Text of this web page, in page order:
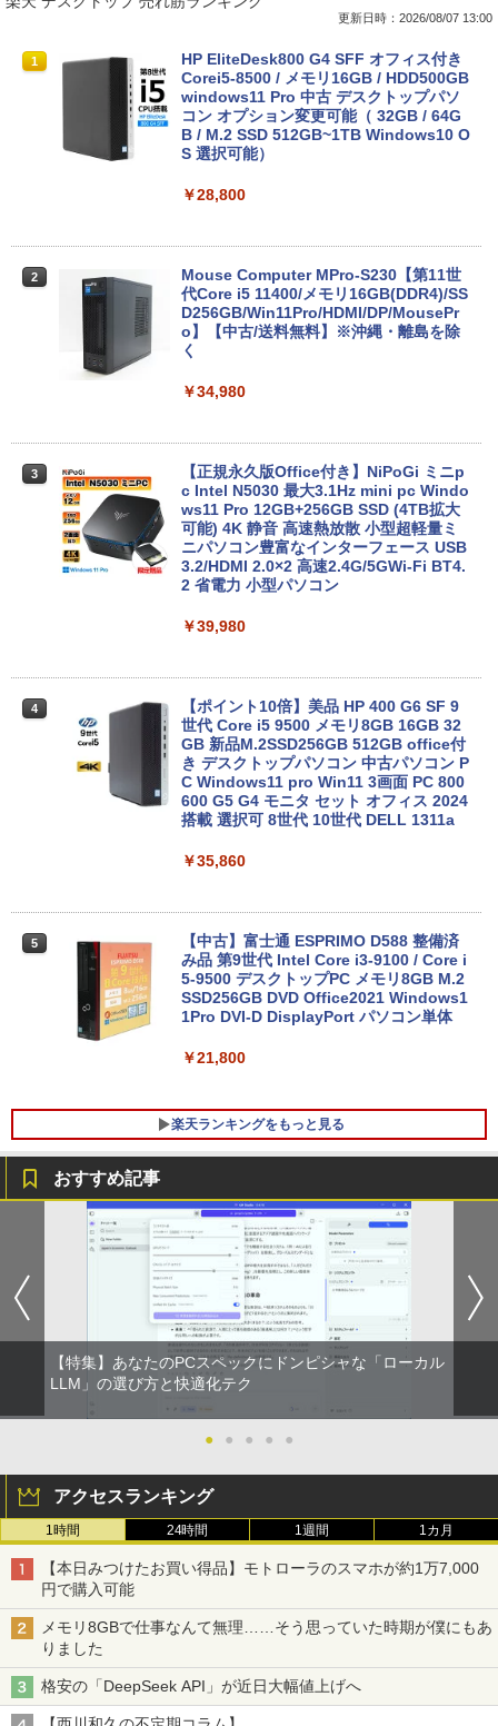
￥7,990
Anker Soundcore P31i ブラック
￥5,990
ラック
￥14,990
【2026年アップグレード版】AOKIMI ワイヤ
セリング 自動ペアリング Type-C充電 マイク
付き 防水 タッチ式音量調整 スポーツ/通勤/通
学/WEB会議(ホワイト)
￥1,964
レスイヤホン Bluetooth 5.4 ノイズキャンセ
BRUCE WAYNE feat. Flo Milli, ATL Jacob
[Explicit]
￥250
On My Road (Stadium ver.)
BUGS LIFE
￥250
by Amazon 天然水 ラベルレス 500ml ×24本
富士山の天然水 バナジウム含有 水 ミネラル
ウォーター ペットボトル 静岡県産 500ミリリ
by Amazon 天然水ラベルレス 2L×9本
￥1,117
￥1,625
コカ・コーラ やかんの麦茶 from 爽健美茶 ラ
ベルレス 650mlPET×24本
￥2,009
異世界居酒屋「のぶ」(22) (角川コミックス・
エース)
クスDIGITAL)
￥594
HUNTER×HUNTER モノクロ版 39 (ジャンプ
スーパーの裏でヤニ吸うふたり 9巻 (デジタル
版ビッグガンガンコミックス)
￥810
1
【楽天1位常連】【新品】 2026年最新モ
デル ノートパソコン パソコン JIS 日本
語キーボード 第14世代CPU搭載 Windo
ws11 第13世代CPU搭載 14.1/15.6インチ
ワイド液晶 フルHD cpu N95/N5095/N34
50 メモリ 8GB 12GB 16GB 32GB SSD
設定済
【マラソンP5倍/10%オフクーポン】中古
ノートパソコン HP ProBook 450 G7 第
10世代 Core i5 メモリ16GB SSD256GB
チ Windows 11 Pro 送料無料 保証付き
【★最大100%ポイント】【Office 2024
H&B】【タッチパネル×360°回転】富士
通 LIFEBOOK U9310/第10世代 Core i5/
メモリ:8GB/M.2 NVMe:128GB/256GB/5
12GB/1TB/Wi-fi/Bluetooth/13.3型/FHD/
レット/Windows11
13.3インチ 良品 Lenovo ThinkPad X13
Gen2 Type-20XJ フルHD / Windows11/
高性能 AMD Ryzen 5-5650u/ 16GB/ 爆
速NVMe式256GB-SSD/ カメラ/ 無線Wi-
Fi6/ Office付き/ Win11【中古ノートパソ
料 あす楽対応 当日発送
【中古】【極軽極薄】東芝 dynabook G
83 13.3型FHD(1920x1080)液晶 第11世
代Core i5/ 8GB / SSD256GB / Webカメ
Bluetooth / Win11 Pro搭載 /Office 202
￥38,500
更新日時：2026/08/07 13:00
1
HP EliteDesk800 G4 SFF オフィス付き
Corei5-8500 / メモリ16GB / HDD500GB
windows11 Pro 中古 デスクトップパソ
コン オプション変更可能（ 32GB / 64G
B / M.2 SSD 512GB~1TB Windows10 O
S 選択可能）
￥28,800
2
Mouse Computer MPro-S230【第11世
代Core i5 11400/メモリ16GB(DDR4)/SS
D256GB/Win11Pro/HDMI/DP/MousePr
o】【中古/送料無料】※沖縄・離島を除
く
￥34,980
3
【正規永久版Office付き】NiPoGi ミニp
c Intel N5030 最大3.1Hz mini pc Windo
ws11 Pro 12GB+256GB SSD (4TB拡大
可能) 4K 静音 高速熱放散 小型超軽量ミ
ニパソコン豊富なインターフェース USB
3.2/HDMI 2.0×2 高速2.4G/5GWi-Fi BT4.
2 省電力 小型パソコン
￥39,980
4
【ポイント10倍】美品 HP 400 G6 SF 9
世代 Core i5 9500 メモリ8GB 16GB 32
GB 新品M.2SSD256GB 512GB office付
き デスクトップパソコン 中古パソコン P
C Windows11 pro Win11 3画面 PC 800
600 G5 G4 モニタ セット オフィス 2024
搭載 選択可 8世代 10世代 DELL 1311a
￥35,860
5
【中古】富士通 ESPRIMO D588 整備済
み品 第9世代 Intel Core i3-9100 / Core i
5-9500 デスクトップPC メモリ8GB M.2
SSD256GB DVD Office2021 Windows1
1Pro DVI-D DisplayPort パソコン単体
￥21,800
楽天ランキングをもっと見る
DELL デル・テクノロジーズ Dell Pro 2
3.8 ディスプレイ E2425HM 【法人限
定】【NE直】
￥12,700
Yoothi 互換品 11.6インチ ASUS B1100
R1100F BR1100FKA B1100FKA-BP135
4XA B1100FKA-BP0402RA 対応 1366x7
チスクリーン タッチ機能付き液晶パネル
修理交換用液晶タッチパネル ベゼル付き
￥13,800
3
モニター 27インチ 144Hz FHD pcモニタ
ー フリッカーレス FullHD ブルーライト
44hz pcモニター Adaptive-Sync ブラッ
ク MAXZEN MJM27IC01 MJM27IC04-F
144 マクスゼン
角川まんが学習シリーズ 世界の歴史
全20巻定番セット [ 羽田 正 ]
￥24,200
途上の王国 一号線を北上せよ モロッ
コ天涯編 [ 沢木耕太郎 ]
￥2,310
3
魔女と傭兵（9） 【電子書籍】[ 宮木真人
]
￥792
4
怪異の民俗学【全8巻】セット [ 小松 和
彦 ]
おすすめ記事
【特集】あなたのPCスペックにドンピシャな「ローカル
LLM」の選び方と快適化テク
● ● ● ● ●
アクセスランキング
1時間 24時間 1週間 1カ月
【本日みつけたお買い得品】モトローラのスマホが約1万7,000
円で購入可能
メモリ8GBで仕事なんて無理……そう思っていた時期が僕にもあ
りました
格安の「DeepSeek API」が近日大幅値上げへ